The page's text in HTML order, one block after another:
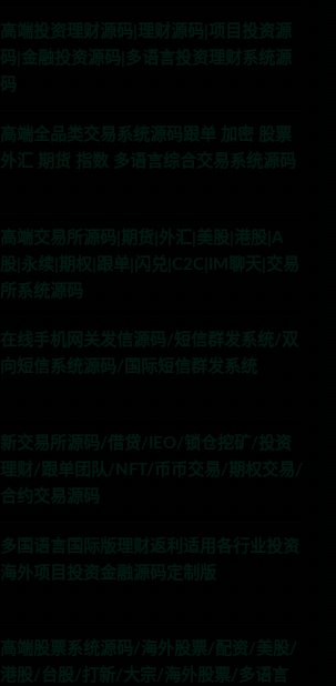
高端投资理财源码|理财源码|项目投资源
码|金融投资源码|多语言投资理财系统源
码
高端全品类交易系统源码跟单 加密 股票
外汇 期货 指数 多语言综合交易系统源码
高端交易所源码|期货|外汇|美股|港股|A
股|永续|期权|跟单|闪兑|C2C|IM聊天|交易
所系统源码
在线手机网关发信源码/短信群发系统/双
向短信系统源码/国际短信群发系统
新交易所源码/借贷/IEO/锁仓挖矿/投资
理财/跟单团队/NFT/币币交易/期权交易/
合约交易源码
多国语言国际版理财返利适用各行业投资
海外项目投资金融源码定制版
高端股票系统源码/海外股票/配资/美股/
港股/台股/打新/大宗/海外股票/多语言